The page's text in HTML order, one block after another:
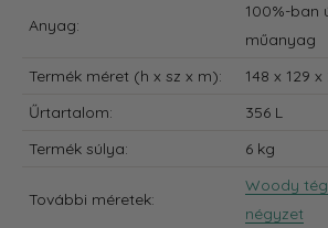
Anyag:
100%-ban
műanyag
Termék méret (h x sz x m):
148 x 129
Űrtartalom:
356 L
Termék súlya:
6 kg
További méretek:
Woody
négyzet